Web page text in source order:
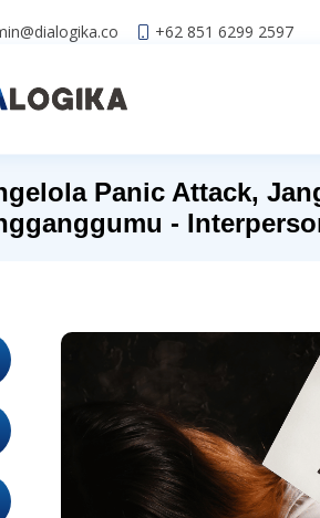
+62 851 6299 2597
Panic Attack,
-